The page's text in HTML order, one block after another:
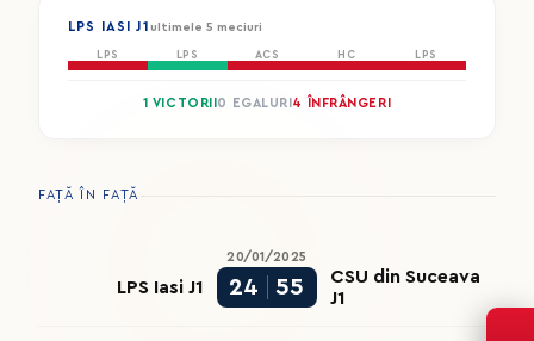
LPS IASI J1 ultimele 5 meciuri
LPS LPS ACS HC LPS
1 VICTORII 0 EGALURI 4 ÎNFRÂNGERI
FAȚĂ ÎN FAȚĂ
20/01/2025
LPS Iasi J1 24 55
CSU din Suceava
J1